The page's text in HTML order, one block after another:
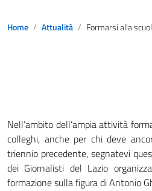
Home Attualità Formarsi alla scuola di Antonio Ghirelli: una
Nell’ambito dell’ampia attività
colleghi, anche per chi deve
triennio precedente, segnatevi
dei Giornalisti del Lazio
formazione sulla figura di Antonio